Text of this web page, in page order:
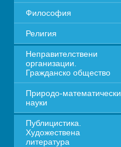
Философия
Религия
Неправителствени
организации.
Гражданско общество
Природо-математически
науки
Публицистика.
Художествена
литература